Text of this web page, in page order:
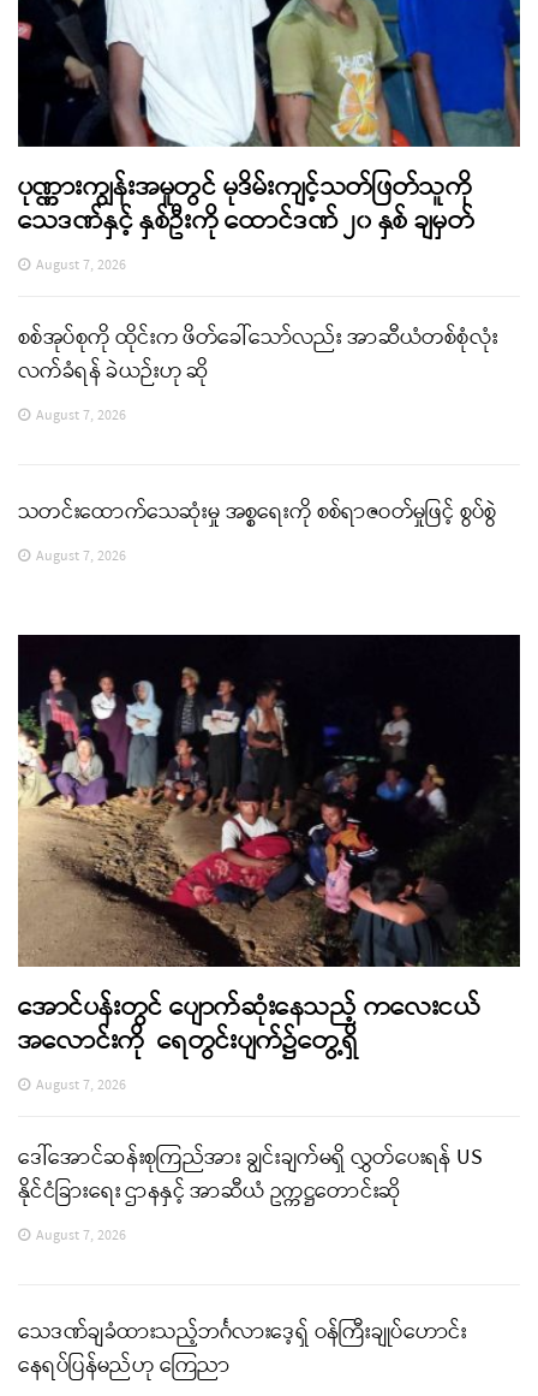
ပုဏ္ဏားကျွန်းအမှုတွင် မုဒိမ်းကျင့်သတ်ဖြတ်သူကို
သေဒဏ်နှင့် နှစ်ဦးကို ထောင်ဒဏ် ၂၀ နှစ် ချမှတ်
August 7, 2026
စစ်အုပ်စုကို ထိုင်းက ဖိတ်ခေါ်သော်လည်း အာဆီယံတစ်စုံလုံး
လက်ခံရန် ခဲယဉ်းဟု ဆို
August 7, 2026
သတင်းထောက်သေဆုံးမှု အစ္စရေးကို စစ်ရာဇဝတ်မှုဖြင့် စွပ်စွဲ
August 7, 2026
အောင်ပန်းတွင် ပျောက်ဆုံးနေသည့် ကလေးငယ်
အလောင်းကို ရေတွင်းပျက်၌တွေ့ရှိ
August 7, 2026
ဒေါ်အောင်ဆန်းစုကြည်အား ချွင်းချက်မရှိ လွှတ်ပေးရန် US
နိုင်ငံခြားရေး ဌာနနှင့် အာဆီယံ ဥက္ကဋ္ဌတောင်းဆို
August 7, 2026
သေဒဏ်ချခံထားသည့်ဘင်္ဂလားဒေ့ရှ် ဝန်ကြီးချုပ်ဟောင်း
နေရပ်ပြန်မည်ဟု ကြေညာ